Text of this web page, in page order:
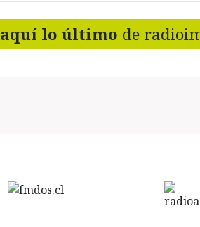
aquí lo último de